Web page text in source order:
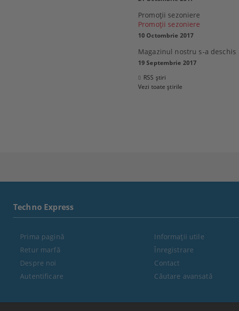
MacBook Air 13
2,769.99Lei
Promoţii sezoniere
Promoţii sezoniere
10 Octombrie 2017
Magazinul nostru s-a deschis
19 Septembrie 2017
RSS știri
Vezi toate știrile
Techno Express
Prima pagină
Retur marfă
Despre noi
Autentificare
Informaţii utile
Înregistrare
Contact
Căutare avansată